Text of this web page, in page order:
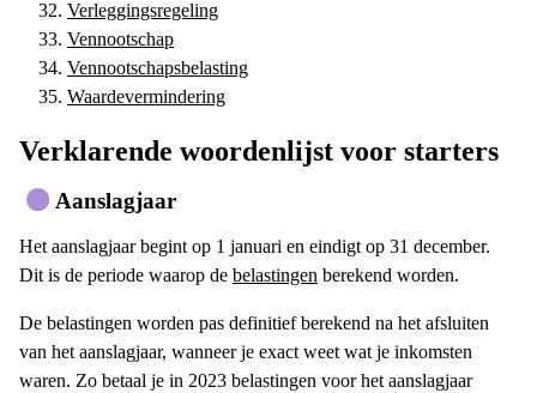
Verleggingsregeling
Vennootschap
Vennootschapsbelasting
Waardevermindering
Verklarende woordenlijst voor starters
Aanslagjaar
Het aanslagjaar begint op 1 januari en eindigt op 31 december.
Dit is de periode waarop de belastingen berekend worden.
De belastingen worden pas definitief berekend na het afsluiten
van het aanslagjaar, wanneer je exact weet wat je inkomsten
waren. Zo betaal je in 2023 belastingen voor het aanslagjaar